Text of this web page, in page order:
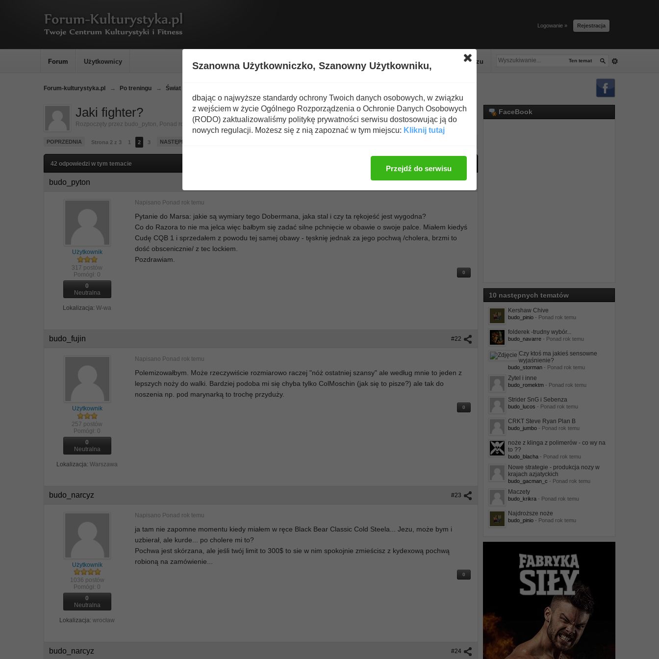
Logowanie » Rejestracja
Ten temat
Spalacze tłuszczu
Wyświetl nową zawartość
Forum Użytkownicy
Forum-kulturystyka.pl → Po treningu → Świat Broni - Noże, broń, taktyka walki bronią
Jaki fighter?
Rozpoczęty przez budo_pyton, Ponad rok temu
POPRZEDNIA Strona 2 z 3 1 2 3 NASTĘPNA
42 odpowiedzi w tym temacie
#21
budo_pyton
Użytkownik
317 postów
Pomógł: 0
0
Neutralna
Lokalizacja: W-wa
Napisano Ponad rok temu
Pytanie do Marsa: jakie są wymiary tego Dobermana, jaka stal i czy ta rękojeść jest wygodna?
Co do Razora to nie ma jelca więc bałbym się zadać silne pchnięcie w obawie o swoje palce. Miałem kiedyś
Cudę CQB 1 i sprzedałem z powodu tej samej obawy - tęsknię jednak za jego pochwą /cholera, brzmi to
dość obscenicznie/ z tec lockiem.
Pozdrawiam.
0
#22
budo_fujin
Użytkownik
257 postów
Pomógł: 0
0
Neutralna
Lokalizacja: Warszawa
Napisano Ponad rok temu
Polemizowałbym. Może rzeczywiście rozmiarowo raczej "nóż ostatniej szansy" ale według mnie to jeden z
lepszych noży do walki. Bardziej podoba mi się chyba tylko ColMoschin (jak się to pisze?) ale tak do
noszenia np. pod marynarką to trochę przyduży.
0
#23
budo_narcyz
Użytkownik
1036 postów
Pomógł: 0
0
Neutralna
Lokalizacja: wrocław
Napisano Ponad rok temu
ja tam nie zapomne momentu kiedy miałem w ręce Black Bear Classic Cold Steela... Jezu, może bym i
uzbierał, ale kurde... po cholere mi to?
Pochwa jest skórzana, ale jeśli twój limit to 300$ to sie w nim spokojnie zmieścisz z kydexową pochwą
robioną na zamówienie...
0
#24
budo_narcyz
FaceBook
10 następnych tematów
Kershaw Chive
budo_pinio- Ponad rok temu
folderek -trudny wybór...
budo_navarre- Ponad rok temu
Czy ktoś ma jakieś sensowne
wyjaśnienie?
budo_storman- Ponad rok temu
Zytel i inne
budo_romektm- Ponad rok temu
Strider SnG i Sebenza
budo_lucos - Ponad rok temu
CRKT Steve Ryan Plan B
budo_jumbo- Ponad rok temu
noże z klinga z polimerów - co wy na
to ??
budo_blacha- Ponad rok temu
Nowe strategie - produkcja nozy w
krajach azjatyckich
budo_gacman_c - Ponad rok temu
Maczety
budo_krikra- Ponad rok temu
Najdroższe noże
budo_pinio- Ponad rok temu
Szanowna Użytkowniczko, Szanowny Użytkowniku,
dbając o najwyższe standardy ochrony Twoich danych osobowych, w związku
z wejściem w życie Ogólnego Rozporządzenia o Ochronie Danych Osobowych
(RODO) zaktualizowaliśmy politykę prywatności serwisu dostosowując ją do
nowych regulacji. Możesz się z nią zapoznać w tym miejscu: Kliknij tutaj
Przejdź do serwisu